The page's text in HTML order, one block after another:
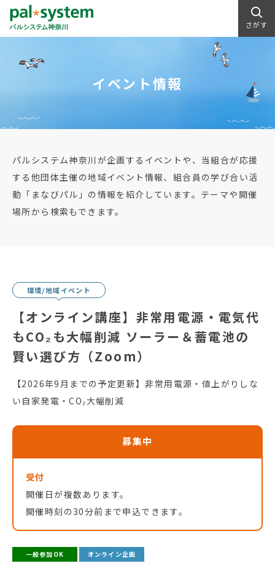
さがす
イベント情報
パルシステム神奈川が企画するイベントや、当組合が応援
する他団体主催の地域イベント情報、組合員の学び合い活
動「まなびパル」の情報を紹介しています。テーマや開催
場所から検索もできます。
環境/地域イベント
【オンライン講座】非常用電源・電気代
もCO₂も大幅削減 ソーラー＆蓄電池の
賢い選び方（Zoom）
【2026年9月までの予定更新】非常用電源・値上がりしな
い自家発電・CO₂大幅削減
募集中
受付
開催日が複数あります。
開催時刻の30分前まで申込できます。
一般参加OK オンライン企画